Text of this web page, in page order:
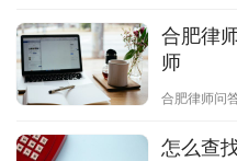
合肥律
师
合肥律师问
怎么查